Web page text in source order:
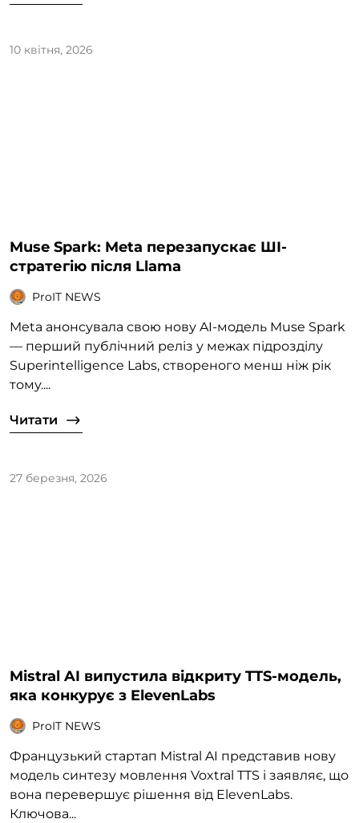
10 квітня, 2026
Muse Spark: Meta перезапускає ШІ-
стратегію після Llama
ProIT NEWS
Meta анонсувала свою нову AI-модель Muse Spark
— перший публічний реліз у межах підрозділу
Superintelligence Labs, створеного менш ніж рік
тому....
Читати
27 березня, 2026
Mistral AI випустила відкриту TTS-модель,
яка конкурує з ElevenLabs
ProIT NEWS
Французький стартап Mistral AI представив нову
модель синтезу мовлення Voxtral TTS і заявляє, що
вона перевершує рішення від ElevenLabs.
Ключова...